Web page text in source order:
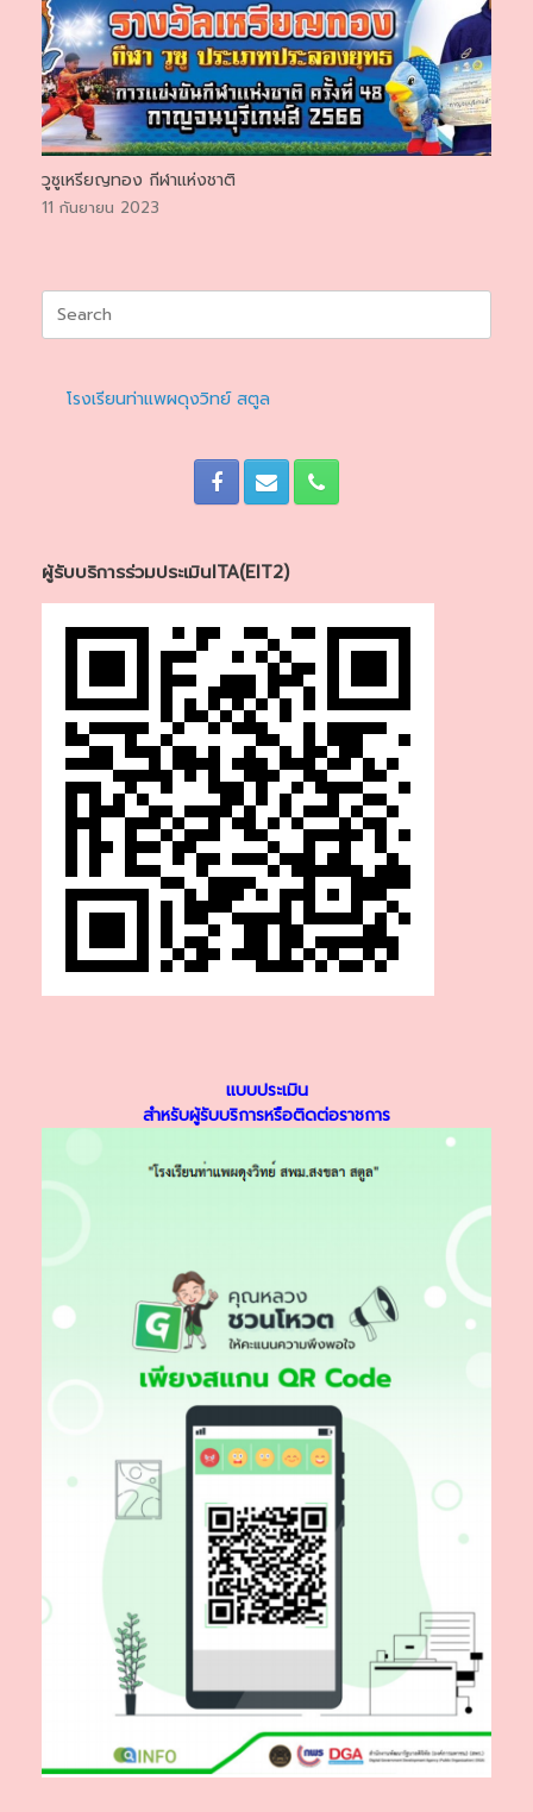
วูซูเหรียญทอง กีฬาแห่งชาติ
11 กันยายน 2023
for:
โรงเรียนท่าแพผดุงวิทย์ สตูล
ผู้รับบริการร่วมประเมินITA(EIT2)
แบบประเมิน
สำหรับผู้รับบริการหรือติดต่อราชการ